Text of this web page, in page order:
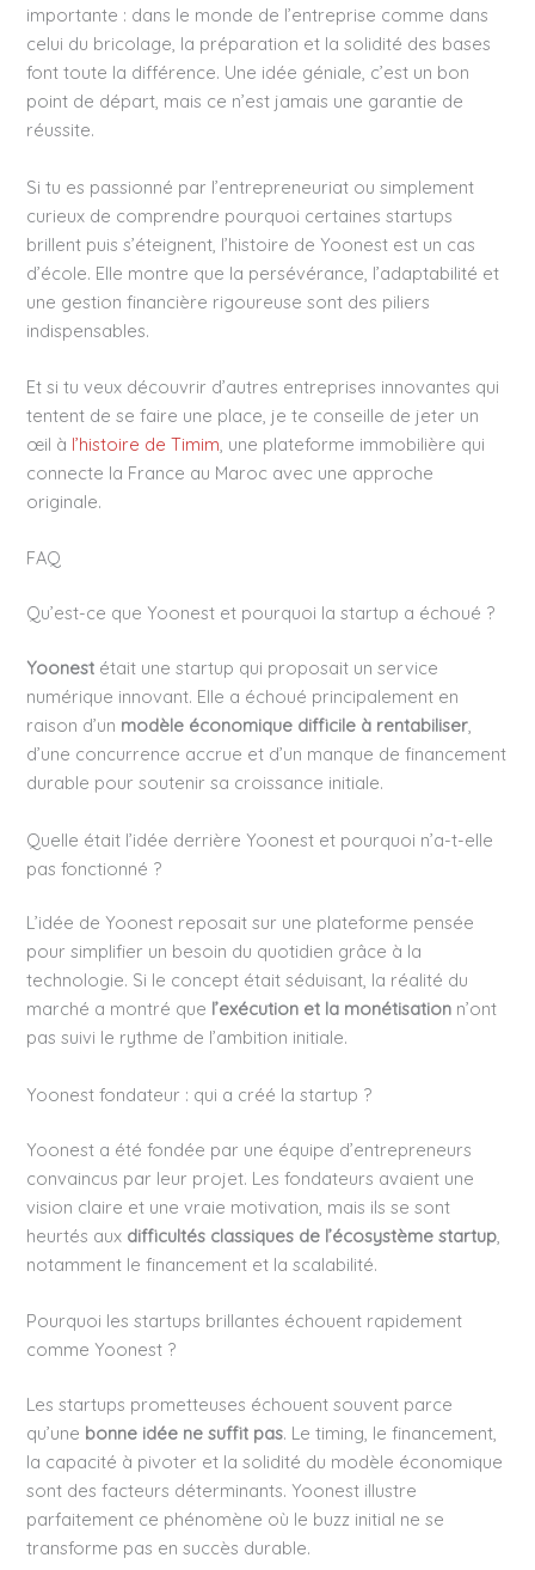
importante : dans le monde de l’entreprise comme dans
celui du bricolage, la préparation et la solidité des bases
font toute la différence. Une idée géniale, c’est un bon
point de départ, mais ce n’est jamais une garantie de
réussite.
Si tu es passionné par l’entrepreneuriat ou simplement
curieux de comprendre pourquoi certaines startups
brillent puis s’éteignent, l’histoire de Yoonest est un cas
d’école. Elle montre que la persévérance, l’adaptabilité et
une gestion financière rigoureuse sont des piliers
indispensables.
Et si tu veux découvrir d’autres entreprises innovantes qui
tentent de se faire une place, je te conseille de jeter un
œil à l’histoire de Timim, une plateforme immobilière qui
connecte la France au Maroc avec une approche
originale.
FAQ
Qu’est-ce que Yoonest et pourquoi la startup a échoué ?
Yoonest était une startup qui proposait un service
numérique innovant. Elle a échoué principalement en
raison d’un modèle économique difficile à rentabiliser,
d’une concurrence accrue et d’un manque de financement
durable pour soutenir sa croissance initiale.
Quelle était l’idée derrière Yoonest et pourquoi n’a-t-elle
pas fonctionné ?
L’idée de Yoonest reposait sur une plateforme pensée
pour simplifier un besoin du quotidien grâce à la
technologie. Si le concept était séduisant, la réalité du
marché a montré que l’exécution et la monétisation n’ont
pas suivi le rythme de l’ambition initiale.
Yoonest fondateur : qui a créé la startup ?
Yoonest a été fondée par une équipe d’entrepreneurs
convaincus par leur projet. Les fondateurs avaient une
vision claire et une vraie motivation, mais ils se sont
heurtés aux difficultés classiques de l’écosystème startup
notamment le financement et la scalabilité.
Pourquoi les startups brillantes échouent rapidement
comme Yoonest ?
Les startups prometteuses échouent souvent parce
qu’une bonne idée ne suffit pas. Le timing, le financement,
la capacité à pivoter et la solidité du modèle économique
sont des facteurs déterminants. Yoonest illustre
parfaitement ce phénomène où le buzz initial ne se
transforme pas en succès durable.